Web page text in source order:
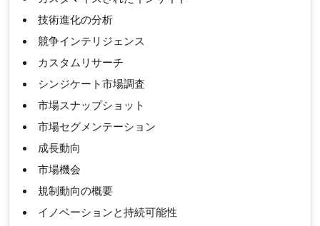
技術進化の分析
競争インテリジェンス
カスタムリサーチ
シンジケート市場調査
市場スナップショット
市場セグメンテーション
成長動向
市場機会
規制動向の概要
イノベーションと持続可能性